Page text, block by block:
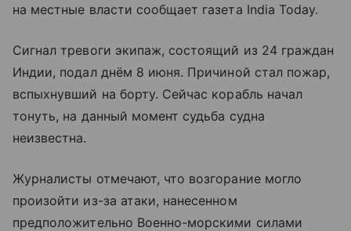
на местные власти сообщает газета India Today.
Сигнал тревоги экипаж, состоящий из 24 граждан
Индии, подал днём 8 июня. Причиной стал пожар,
вспыхнувший на борту. Сейчас корабль начал
тонуть, на данный момент судьба судна
неизвестна.
Журналисты отмечают, что возгорание могло
произойти из-за атаки, нанесенном
предположительно Военно-морскими силами